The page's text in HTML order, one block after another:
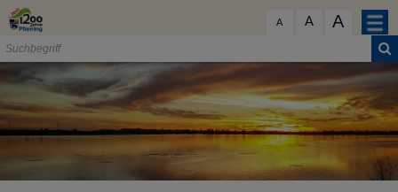
Zum Inhalt
A A A
schließen